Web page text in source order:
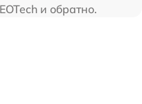
и обратно.